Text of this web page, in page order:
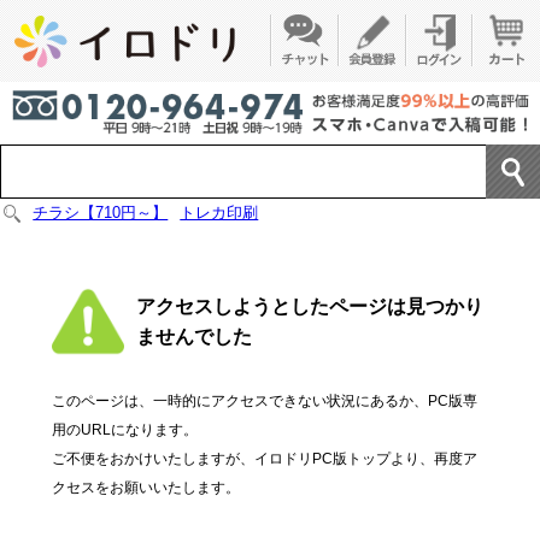
チラシ【710円～】 トレカ印刷
アクセスしようとしたページは見つかり
ませんでした
このページは、一時的にアクセスできない状況にあるか、PC版専
用のURLになります。
ご不便をおかけいたしますが、イロドリPC版トップより、再度ア
クセスをお願いいたします。